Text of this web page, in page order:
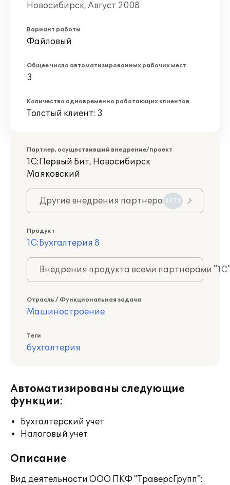
Новосибирск, Август 2008
Вариант работы
Файловый
Общее число автоматизированных рабочих мест
3
Количество одновременно работающих клиентов
Толстый клиент: 3
Партнер, осуществивший внедрение/проект
1С:Первый Бит, Новосибирск
Маяковский
Другие внедрения партнера 2272
Продукт
1С:Бухгалтерия 8
Внедрения продукта всеми партнерами
Отрасль / Функциональная задача
Машиностроение
Теги
бухгалтерия
Автоматизированы следующие
функции:
Бухгалтерский учет
Налоговый учет
Описание
Вид деятельности ООО ПКФ "ТраверсГрупп":